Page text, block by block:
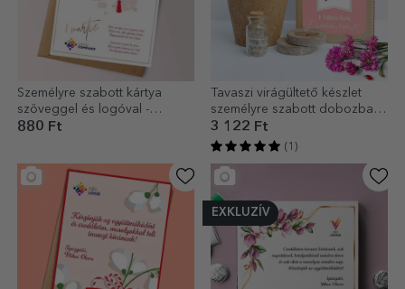
Személyre szabott kártya
szöveggel és logóval -
Gyönyörű tavasz
880 Ft
Tavaszi virágültető készlet
személyre szabott dobozban,
logóval és üzenettel - Virágos
3 122 Ft
(1)
EXKLUZÍV